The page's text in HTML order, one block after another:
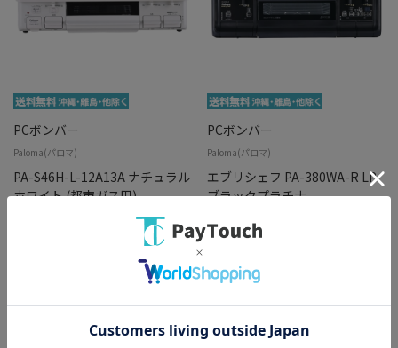
PCボンバー
Paloma(パロマ)
PA-S46H-L-12A13A ナチュラル
ホワイト (都市ガス用)
PCボンバー
Paloma(パロマ)
エブリシェフ PA-380WA-R LP
ブラックプラチナ
￥31,800
在庫：○